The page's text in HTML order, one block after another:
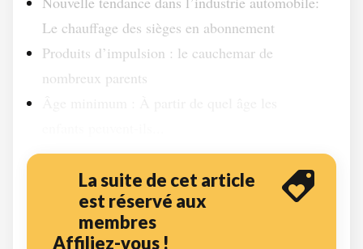
Le chauffage des sièges en abonnement
Produits d’impulsion : le cauchemar de
nombreux parents
La suite de cet article
est réservé aux
membres
Affiliez-vous !